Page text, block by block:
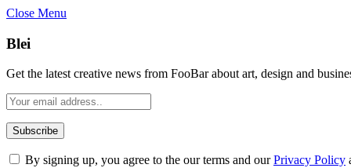
Close Menu
Blei
Get the latest creative news from FooBar about art, design and
By signing up, you agree to the our terms and ourPrivacy Policy